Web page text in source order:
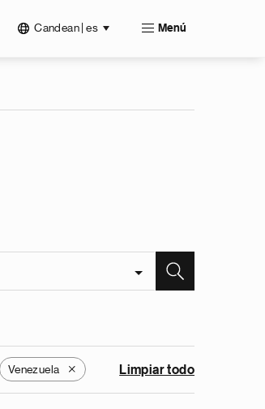
Candean | es Menú
Venezuela X Limpiar todo